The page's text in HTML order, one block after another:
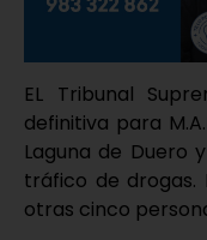
EL Tribunal
definitiva para
Laguna de Duero
tráfico de drogas.
otras cinco